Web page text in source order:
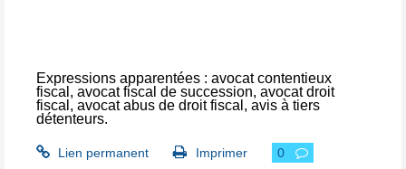
Expressions apparentées : avocat contentieux
fiscal , avocat fiscal de succession, avocat droit
fiscal , avocat abus de droit fiscal , avis à tiers
détenteurs.
Lien permanent Imprimer
0